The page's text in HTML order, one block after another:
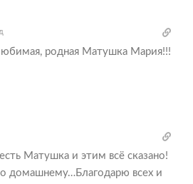
родная Матушка Мария!!!
Матушка и этим всё сказано!
домашнему…Благодарю всех и